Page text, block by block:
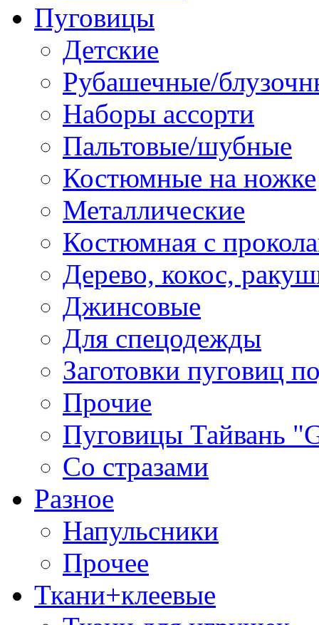
Пуговицы
Детские
Рубашечные/
Наборы ассорти
Пальтовые/шубные
Костюмные на ножке
Металлические
Костюмная с
Дерево, кокос,
Джинсовые
Для спецодежды
Заготовки пуговиц
Прочие
Пуговицы Тайвань
Со стразами
Разное
Напульсники
Прочее
Ткани+клеевые